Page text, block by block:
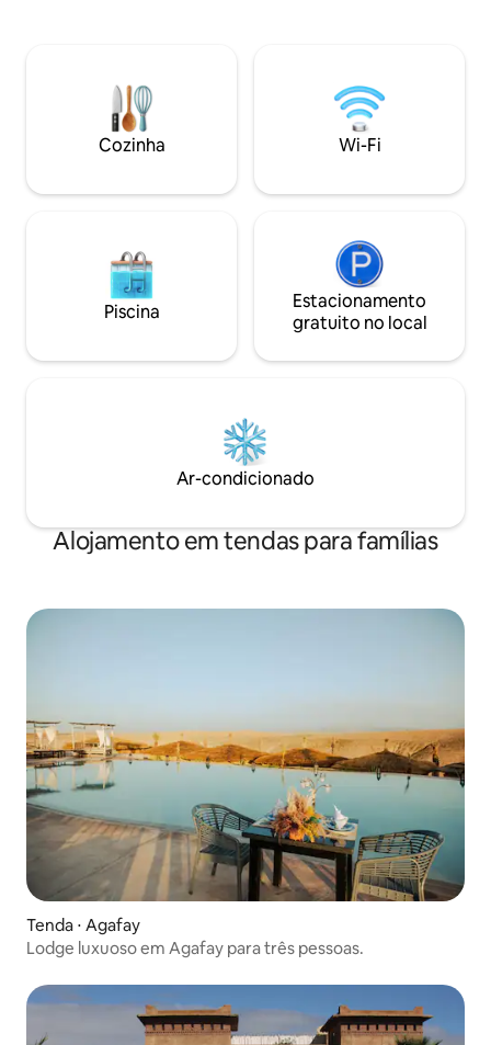
@sabakutour Obrigado por entrar em
contato conosco a qualquer momento
para obter qualquer informação que
Cordilheira do
amigos ou
escapada
exclusivo e
Cozinha Wi-Fi
Piscina
Estacionamento
gratuito no local
Ar-condicionado
Alojamento em tendas para famílias
Tenda ⋅ Agafay
Lodge luxuoso em Agafay para três pessoas.